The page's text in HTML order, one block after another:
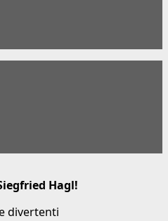
Hagl!
divertenti